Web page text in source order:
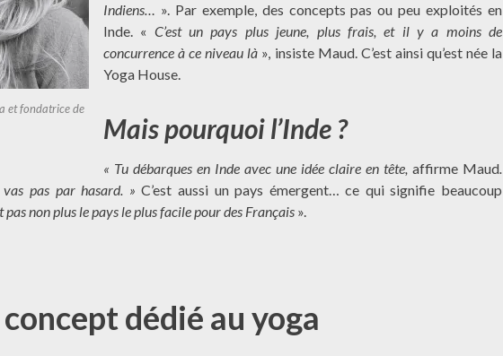
et fondatrice de
Indiens… ». Par exemple, des concepts pas ou peu exploités en
Inde. « C’est un pays plus jeune, plus frais, et il y a moins de
concurrence à ce niveau là », insiste Maud. C’est ainsi qu’est née la
Yoga House.
Mais pourquoi l’Inde ?
« Tu débarques en Inde avec une idée claire en tête, affirme Maud.
vas pas par hasard. »C’est aussi un pays émergent… ce qui signifie beaucoup
pas non plus le pays le plus facile pour des Français ».
dédié au yoga